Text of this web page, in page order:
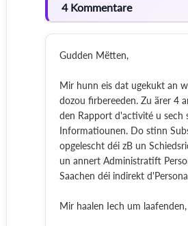
4 Kommentare
Gudden Mëtten,
Mir hunn eis dat ugekukt an
dozou firbereeden. Zu ärer 4
den Rapport d'activité u sech
Informatiounen. Do stinn
opgelescht déi zB un
un annert Administratift
Saachen déi indirekt
Mir haalen Iech um laafenden,